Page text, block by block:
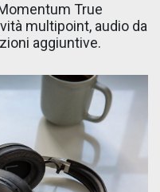
True
multipoint, audio da
aggiuntive.